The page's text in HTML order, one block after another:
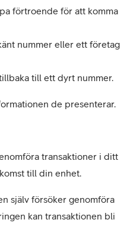
förtroende för att komma
nummer eller ett företag
till ett dyrt nummer.
de presenterar.
transaktioner i ditt
till din enhet.
själv försöker genomföra
kan transaktionen bli